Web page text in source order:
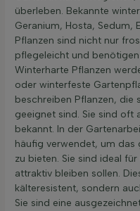
überleben. Bekannte
Geranium, Hosta, Sedum,
Pflanzen sind nicht nur
pflegeleicht und
Winterharte Pflanzen
oder winterfeste
beschreiben Pflanzen, die
geeignet sind. Sie sind oft
bekannt. In der
häufig verwendet, um das
zu bieten. Sie sind ideal
attraktiv bleiben sollen.
kälteresistent, sondern
Sie sind eine